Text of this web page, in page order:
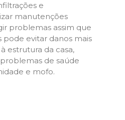
e
manutenções
problemas assim que
evitar danos mais
estrutura da casa,
de saúde
e mofo.